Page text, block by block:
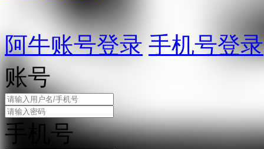
阿牛账号登录 手机号登录
账号
手机号